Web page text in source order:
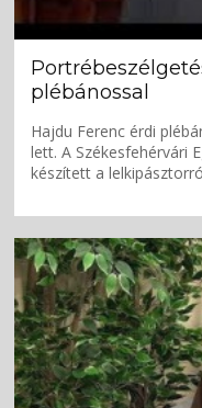
plébánossal
Hajdu Ferenc érdi
lett. A Székesfehérvári
készített a